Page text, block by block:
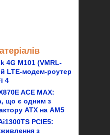
4G M101 (VMRL-
LTE-модем-роутер
4
ACE MAX:
що є одним з
ATX на AM5
PCIE5:
з